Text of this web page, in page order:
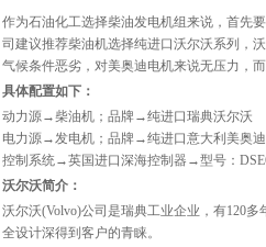
安吉县藏龙生态旅游发展有限...
安徽天成建设有限公司在我公...
安徽省池州市金森矿业有限公...
作为石油化工选择柴油发电机组来说，首先
司建议推荐柴油机选择纯进口沃尔沃系列，
气候条件恶劣，对美奥迪电机来说无压力，
具体配置如下：
动力源→柴油机；品牌→纯进口瑞典沃尔沃
电力源→发电机；品牌→纯进口意大利美奥迪
控制系统→英国进口深海控制器→型号：
沃尔沃简介：
沃尔沃(Volvo)公司是瑞典工业企业，有120
全设计深得到客户的青睐。